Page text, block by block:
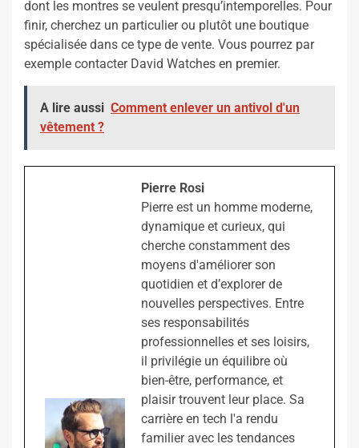
dont les montres se veulent presqu’intemporelles. Pour
finir, cherchez un particulier ou plutôt une boutique
spécialisée dans ce type de vente. Vous pourrez par
exemple contacter David Watches en premier.
A lire aussi Comment enlever un antivol d'un
vêtement ?
Pierre Rosi
Pierre est un homme moderne,
dynamique et curieux, qui
cherche constamment des
moyens d'améliorer son
quotidien et d’explorer de
nouvelles perspectives. Entre
ses responsabilités
professionnelles et ses loisirs,
il privilégie un équilibre où
bien-être, performance, et
plaisir trouvent leur place. Sa
carrière en tech l'a rendu
familier avec les tendances